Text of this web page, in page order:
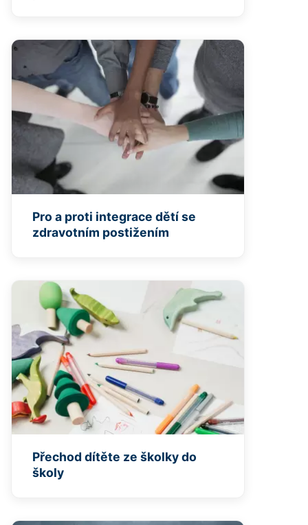
Pro a proti integrace dětí se
zdravotním postižením
Přechod dítěte ze školky do
školy